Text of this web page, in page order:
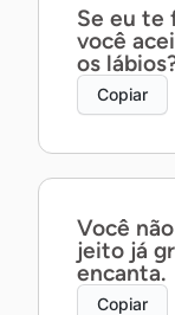
Se eu te
você
os
Copiar
Você
jeito já
encanta.
Copiar